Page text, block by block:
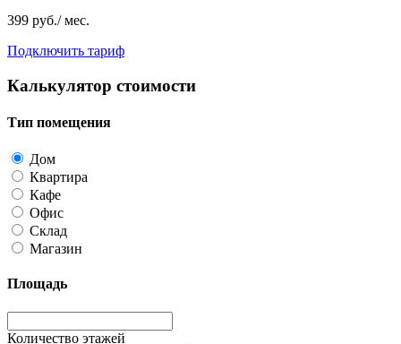
399 руб./ мес.
Подключить тариф
Калькулятор стоимости
Тип помещения
Дом
Квартира
Кафе
Офис
Склад
Магазин
Площадь
Количество этажей